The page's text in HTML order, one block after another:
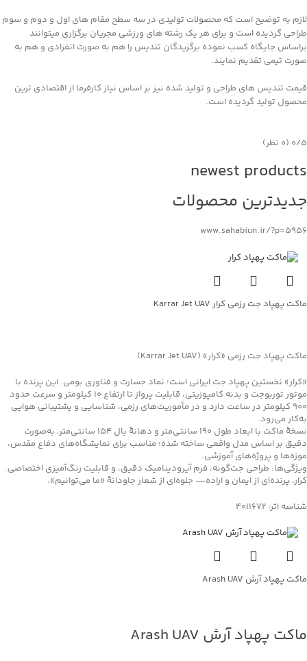
لازم به توضیح است که محصولات تولیدی در سه سطح مقام های اول و دوم و سوم
طراحی گردیده است و برای هر یک رشته های ورزشی مجریان برگزاری میتوانند
براساس جایگاه کسب نموده برگزیدگان تندیس را هم به صورت انفرادی و هم به
صورت تیمی تقدیم نمایند.
قیمت تندیس های طراحی و تولید شده نیز بر اساس نیاز کارفرما از اقتصادی ترین
محصول تولید گردیده است.
‫۰/۵ ‫(۰ نظر)
newest products
جدیدترین محصولات
www.sahabiun.ir/?p=5956
ماکت پهپاد جت رزمی کرار Karrar Jet UAV
ماکت پهپاد جت رزمی «کرار» (Karrar Jet UAV)
«کرار» نخستین پهپاد جت ایرانی است؛ نماد جسارت و فناوری بومی. این پرنده با
موتور توربوجت و بدنه کامپوزیتی، قابلیت پرواز تا ارتفاع ۱۰ کیلومتر و سرعت حدود
۹۰۰ کیلومتر در ساعت دارد و در مأموریت‌های رزمی، شناسایی و پشتیبانی هوایی
به‌کار می‌رود.
نسخهٔ ماکت با ابعاد طول 190 سانتی‌متر و دهانهٔ بال 154 سانتی‌متر، به‌صورت
دقیق بر اساس مدل واقعی ساخته شده؛ مناسب برای نمایشگاه‌های دفاع مقدس،
موزه‌ها و پروژه‌های آموزشی.
ویژگی‌ها: طراحی جت‌گونه، فرم آیرودینامیک دقیق، و قابلیت رنگ‌آمیزی اختصاصی.
کرار، پرنده‌ای از ایمان و اراده— جلوه‌ای از شعار جاودانۀ «ما می‌توانیم».
شناسه اثر: 4011672
ماکت پهپاد آرش Arash UAV
ماکت پهپاد آرش Arash UAV